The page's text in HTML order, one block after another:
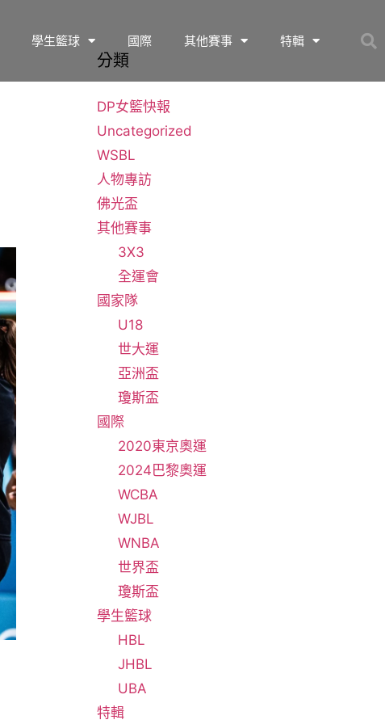
學生籃球 國際 其他賽事 特輯
分類
DP女籃快報
Uncategorized
WSBL
人物專訪
佛光盃
其他賽事
3X3
全運會
國家隊
U18
世大運
亞洲盃
瓊斯盃
國際
2020東京奧運
2024巴黎奧運
WCBA
WJBL
WNBA
世界盃
瓊斯盃
學生籃球
HBL
JHBL
UBA
特輯